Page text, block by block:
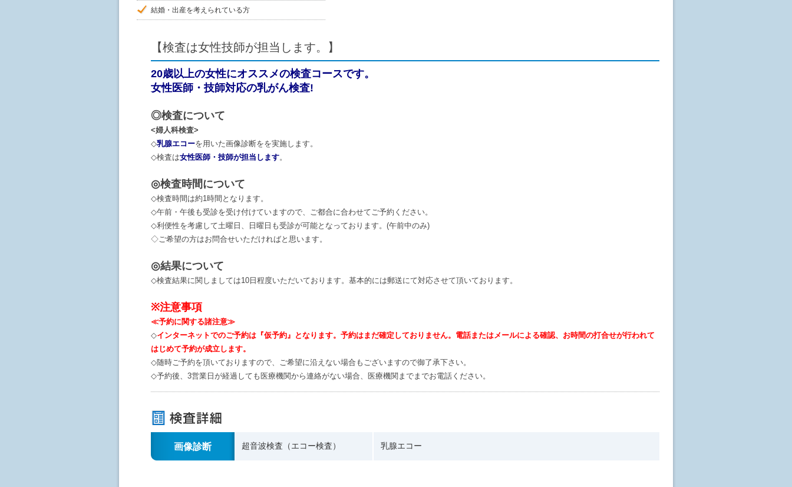
結婚・出産を考えられている方
【検査は女性技師が担当します。】
20歳以上の女性にオススメの検査コースです。
女性医師・技師対応の乳がん検査!
◎検査について
<婦人科検査>
◇乳腺エコーを用いた画像診断をを実施します。
◇検査は女性医師・技師が担当します。
◎検査時間について
◇検査時間は約1時間となります。
◇午前・午後も受診を受け付けていますので、ご都合に合わせてご予約ください。
◇利便性を考慮して土曜日、日曜日も受診が可能となっております。(午前中のみ)
◇ご希望の方はお問合せいただければと思います。
◎結果について
◇検査結果に関しましては10日程度いただいております。基本的には郵送にて対応させて頂いております。
※注意事項
≪予約に関する諸注意≫
◇インターネットでのご予約は『仮予約』となります。予約はまだ確定しておりません。電話またはメールによる確認、お時間の打合せが行われて
はじめて予約が成立します。
◇随時ご予約を頂いておりますので、ご希望に沿えない場合もございますので御了承下さい。
◇予約後、3営業日が経過しても医療機関から連絡がない場合、医療機関までまでお電話ください。
画像診断 超音波検査（エコー検査） 乳腺エコー